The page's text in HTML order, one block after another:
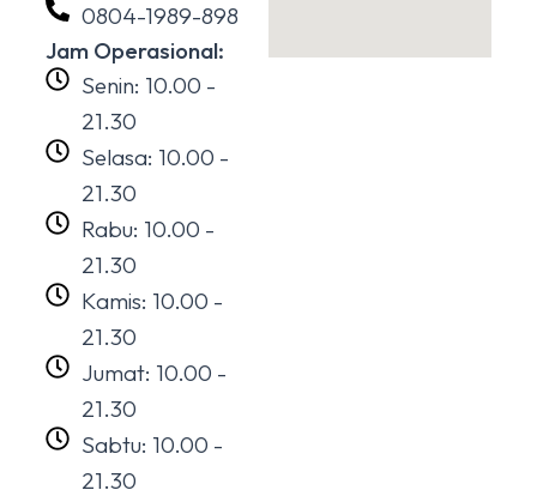
0804-1989-898
Jam Operasional:
Senin: 10.00 -
21.30
Selasa: 10.00 -
21.30
Rabu: 10.00 -
21.30
Kamis: 10.00 -
21.30
Jumat: 10.00 -
21.30
Sabtu: 10.00 -
21.30